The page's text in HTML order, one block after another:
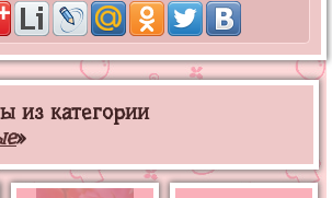
из категории
»